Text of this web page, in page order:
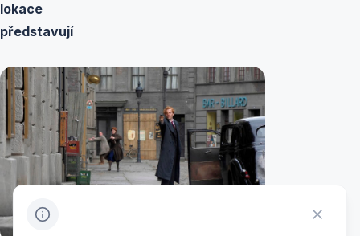
lokace
představují